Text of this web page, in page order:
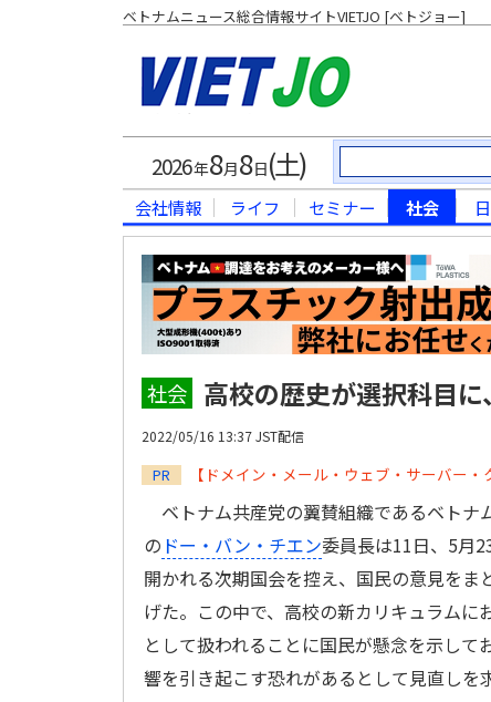
ベトナムニュース総合情報サイトVIETJO [ベトジョー]
2026年8月8日(土)
会社情報 ライフ セミナー 社会
社会 高校の歴史が選択科目
2022/05/16 13:37 JST配信
PR 【ドメイン・メール・ウェブ・サーバー
ベトナム共産党の翼賛組織であるベトナ
の ドー・バン・チエン委員長は11日、5月
開かれる次期国会を控え、国民の意見をま
げた。この中で、高校の新カリキュラムに
として扱われることに国民が懸念を示して
響を引き起こす恐れがあるとして見直しを